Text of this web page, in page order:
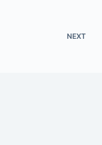
NEXT